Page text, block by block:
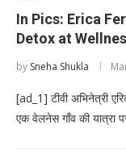
In Pics: Erica
Detox at
by Sneha Shukla
[ad_1] टीवी अभिनेत्री
एक वेलनेस गाँव की यात्रा